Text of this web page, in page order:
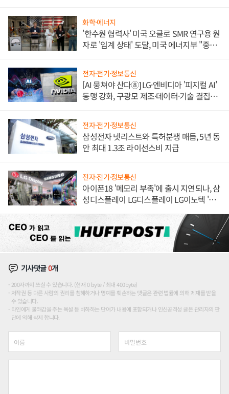
화학·에너지
'한수원 협력사' 미국 오클로 SMR 연구용 원
자로 '임계 상태' 도달, 미국 에너지부 "중요
전자·전기·정보통신
[AI 뭉쳐야 산다⑧] LG·엔비디아 '피지컬 AI'
동맹 강화, 구광모 제조·데이터·기술 결집
전자·전기·정보통신
삼성전자 넷리스트와 특허분쟁 매듭, 5년 동
안 최대 1.3조 라이선스비 지급
전자·전기·정보통신
아이폰18 '메모리 부족'에 출시 지연되나, 삼
성디스플레이 LG디스플레이 LG이노텍 '탈
기사댓글0개
200자까지 쓰실 수 있습니다. (현재 0 byte / 최대 400byte)
저작권 등 다른 사람의 권리를 침해하거나 명예를 훼손하는 댓글은 관련 법률에 의해 제재를 받을
수 있습니다.
타인에게 불쾌감을 주는 욕설 등 비하하는 단어가 내용에 포함되거나 인신공격성 글은 관리자의 판
단에 의해 삭제 합니다.